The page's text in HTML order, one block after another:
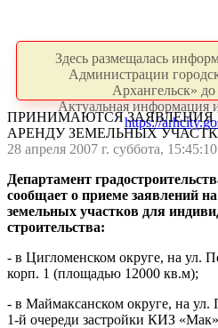
Здесь размещалась
Администрации
Архангельск»
Актуальная информация
https://
ПРИНИМАЮТСЯ ЗАЯВЛЕНИЯ
АРЕНДУ ЗЕМЕЛЬНЫХ
28 апреля 2007 г. суббота, 15:45:10
Департамент
сообщает о приеме заявлений
земельных участков для
строительства:
- в Цигломенском округе, на ул.
корп. 1 (площадью 12000 кв.м);
- в Маймаксанском округе, на
1-й очереди застройки КИЗ